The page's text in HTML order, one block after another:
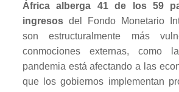
África alberga 41 de los 59
ingresosdel Fondo Monetario
son estructuralmente más
conmociones externas, como
pandemia está afectando a las
que los gobiernos implementan